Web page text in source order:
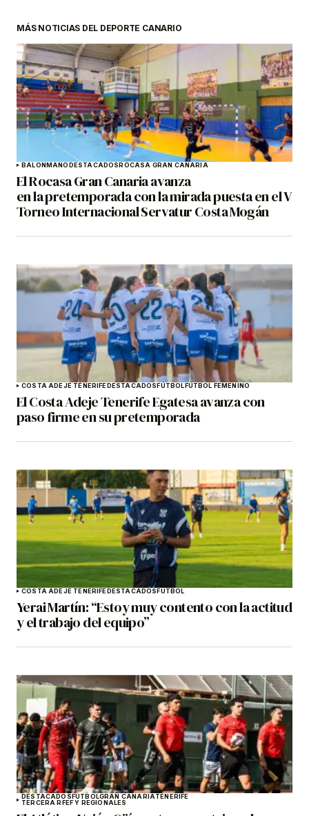
MÁS NOTICIAS DEL DEPORTE CANARIO
BALONMANODESTACADOSROCASA GRAN CANARIA
El Rocasa Gran Canaria avanza
en la pretemporada con la mirada puesta en el V
Torneo Internacional Servatur Costa Mogán
COSTA ADEJE TENERIFEDESTACADOSFÚTBOLFÚTBOL FEMENINO
El Costa Adeje Tenerife Egatesa avanza con
paso firme en su pretemporada
COSTA ADEJE TENERIFEDESTACADOSFÚTBOL
Yerai Martín: “Estoy muy contento con la actitud
y el trabajo del equipo”
DESTACADOSFÚTBOLGRAN CANARIATENERIFE
TERCERA RFEF Y REGIONALES